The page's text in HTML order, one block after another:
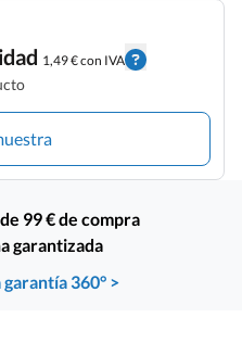
1,49 € con IVA
99 € de compra
garantizada
360° >